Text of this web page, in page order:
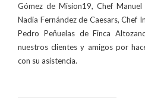
Gómez de Mision19, Chef
Nadia Fernández de Caesars, Chef
Pedro Peñuelas de Finca
nuestros clientes y amigos por
con su asistencia.